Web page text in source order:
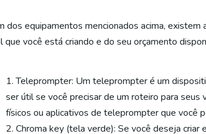
dos equipamentos mencionados acima,
que você está criando e do seu orçamento
Teleprompter: Um teleprompter é um
ser útil se você precisar de um roteiro para
físicos ou aplicativos de teleprompter que você
Chroma key (tela verde): Se você deseja criar